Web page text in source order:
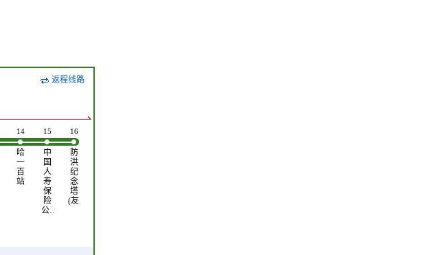
返程线路
14
哈
一
百
站
15
中
国
人
寿
保
险
公…
16
防
洪
纪
念
塔
(友…